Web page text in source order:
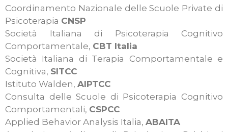
Coordinamento Nazionale delle Scuole Private di
Psicoterapia CNSP
Società Italiana di Psicoterapia Cognitivo
Comportamentale, CBT Italia
Società Italiana di Terapia Comportamentale e
Cognitiva, SITCC
Istituto Walden, AIPTCC
Consulta delle Scuole di Psicoterapia Cognitivo
Comportamentali, CSPCC
Applied Behavior Analysis Italia, ABAITA